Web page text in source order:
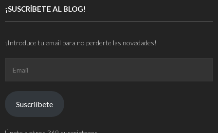
¡SUSCRÍBETE AL BLOG!
¡Introduce tu email para no perderte las novedades!
Suscriíbete